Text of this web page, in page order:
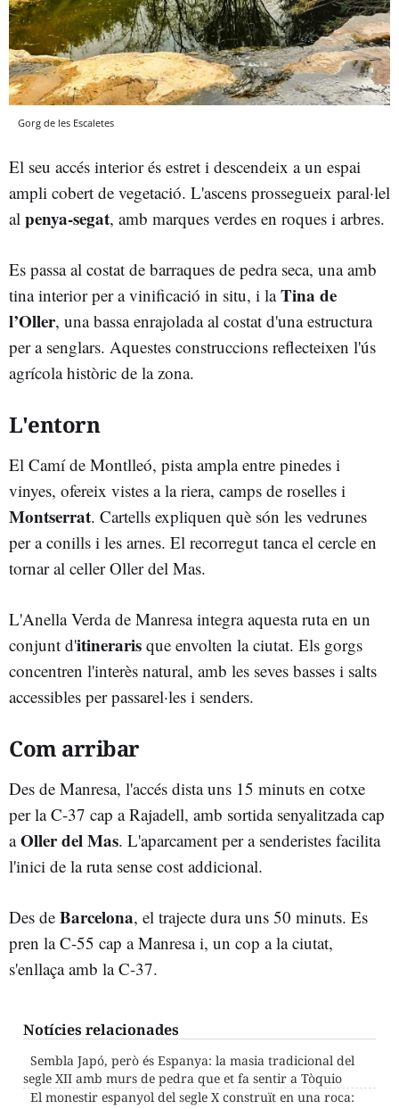
Gorg de les Escaletes
El seu accés interior és estret i descendeix a un espai
ampli cobert de vegetació. L'ascens prossegueix paral·lel
al penya-segat, amb marques verdes en roques i arbres.
Es passa al costat de barraques de pedra seca, una amb
tina interior per a vinificació in situ, i laTina de
l’Oller, una bassa enrajolada al costat d'una estructura
per a senglars. Aquestes construccions reflecteixen l'ús
agrícola històric de la zona.
L'entorn
El Camí de Montlleó, pista ampla entre pinedes i
vinyes, ofereix vistes a la riera, camps de roselles i
Montserrat. Cartells expliquen què són les vedrunes
per a conills i les arnes. El recorregut tanca el cercle en
tornar al celler Oller del Mas.
L'Anella Verda de Manresa integra aquesta ruta en un
conjunt d'itineraris que envolten la ciutat. Els gorgs
concentren l'interès natural, amb les seves basses i salts
accessibles per passarel·les i senders.
Com arribar
Des de Manresa, l'accés dista uns 15 minuts en cotxe
per la C-37 cap a Rajadell, amb sortida senyalitzada cap
aOller del Mas. L'aparcament per a senderistes facilita
l'inici de la ruta sense cost addicional.
Des de Barcelona, el trajecte dura uns 50 minuts. Es
pren la C-55 cap a Manresa i, un cop a la ciutat,
s'enllaça amb la C-37.
Notícies relacionades
Sembla Japó, però és Espanya: la masia tradicional del
segle XII amb murs de pedra que et fa sentir a Tòquio
El monestir espanyol del segle X construït en una roca: